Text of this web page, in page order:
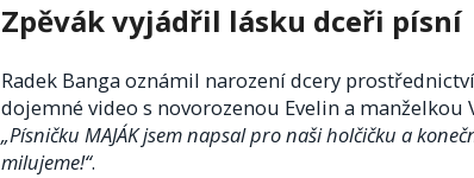
Zpěvák vyjádřil lásku dceři písní
Radek Banga oznámil narození dcery
dojemné video s novorozenou Evelin a manželkou
„Písničku MAJÁK jsem napsal pro naši holčičku a
milujeme!“.